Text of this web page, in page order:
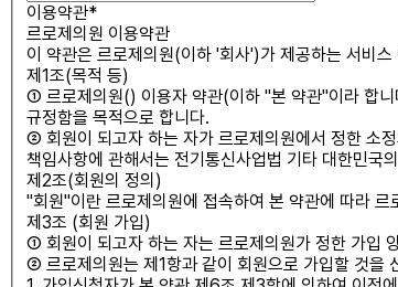
이용약관*
르로제의원 이용약관
이 약관은 르로제의원(이하 '회사')가 제공하는 서비
제1조(목적 등)
① 르로제의원() 이용자 약관(이하 "본 약관"이라 합니
규정함을 목적으로 합니다.
② 회원이 되고자 하는 자가 르로제의원에서 정한 소
책임사항에 관해서는 전기통신사업법 기타 대한민국
제2조(회원의 정의)
"회원"이란 르로제의원에 접속하여 본 약관에 따라
제3조 (회원 가입)
① 회원이 되고자 하는 자는 르로제의원가 정한 가입
② 르로제의원는 제1항과 같이 회원으로 가입할 것을